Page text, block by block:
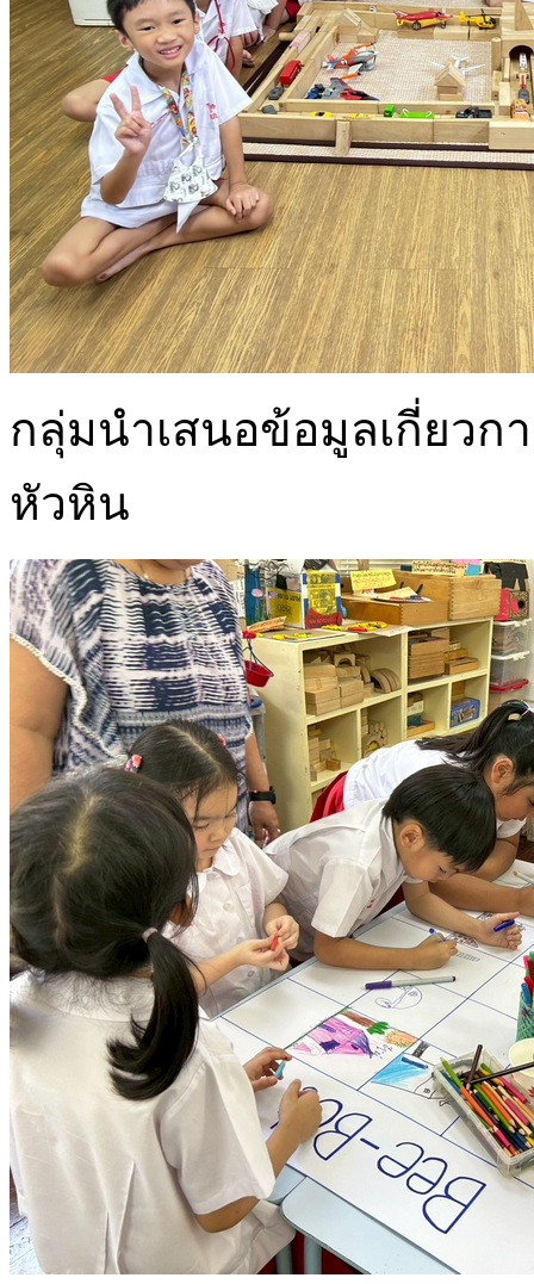
กลุ่มนำเสนอข้อมูลเกี่ยวก
หัวหิน